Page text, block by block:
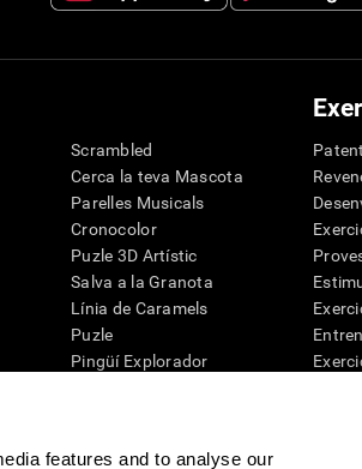
features and to analyse our
Scrambled
Cerca la teva Mascota
Parelles Musicals
Cronocolor
Puzle 3D Artístic
Salva a la Granota
Línia de Caramels
Puzle
Pingüí Explorador
Patent